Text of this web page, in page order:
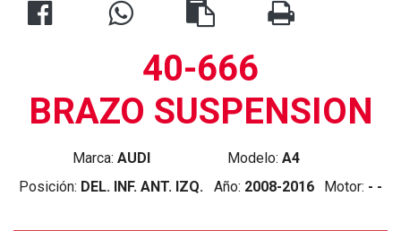
40-666
BRAZO SUSPENSION
Marca: AUDI Modelo: A4
Posición: DEL. INF. ANT. IZQ. Año: 2008-2016 Motor: - -